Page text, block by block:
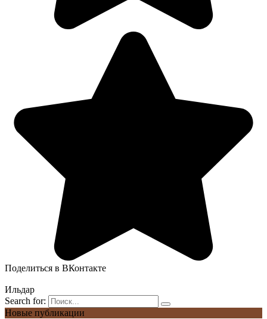
Поделиться в ВКонтакте
Ильдар
Search for:
Новые публикации